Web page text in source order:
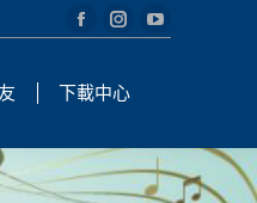
Facebook
opens
new
window
Instagram
opens
new
window
YouTube
new
window
下載中心